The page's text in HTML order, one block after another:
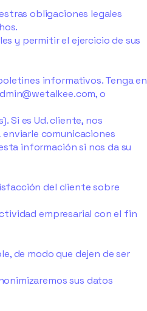
obligaciones legales
y permitir el ejercicio de sus
informativos. Tenga en
, o
Si es Ud. cliente, nos
comunicaciones
información si nos da su
del cliente sobre
empresarial con el fin
de modo que dejen de ser
sus datos